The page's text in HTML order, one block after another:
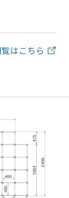
はこちら